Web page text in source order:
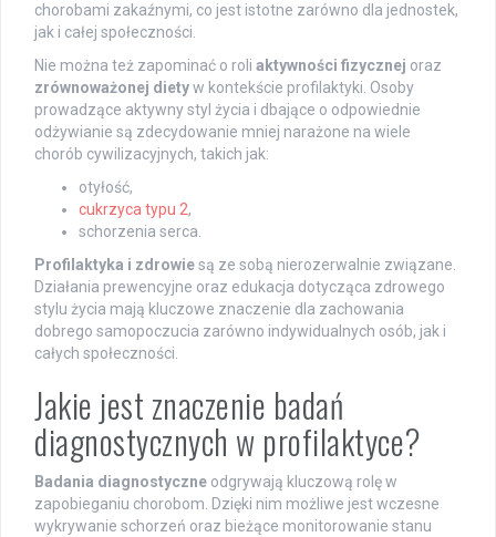
chorobami zakaźnymi, co jest istotne zarówno dla jednostek,
jak i całej społeczności.
Nie można też zapominać o roli aktywności fizycznej oraz
zrównoważonej dietyw kontekście profilaktyki. Osoby
prowadzące aktywny styl życia i dbające o odpowiednie
odżywianie są zdecydowanie mniej narażone na wiele
chorób cywilizacyjnych, takich jak:
otyłość,
cukrzyca typu 2,
schorzenia serca.
Profilaktyka i zdrowiesą ze sobą nierozerwalnie związane.
Działania prewencyjne oraz edukacja dotycząca zdrowego
stylu życia mają kluczowe znaczenie dla zachowania
dobrego samopoczucia zarówno indywidualnych osób, jak i
całych społeczności.
Jakie jest znaczenie badań
diagnostycznych w profilaktyce?
Badania diagnostyczne odgrywają kluczową rolę w
zapobieganiu chorobom. Dzięki nim możliwe jest wczesne
wykrywanie schorzeń oraz bieżące monitorowanie stanu